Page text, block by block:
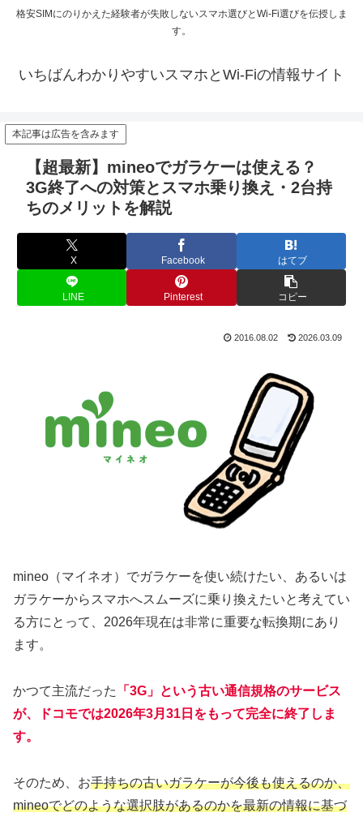
格安SIMにのりかえた経験者が失敗しないスマホ選びとWi-Fi選びを伝授しま
す。
いちばんわかりやすいスマホとWi-Fiの情報サイト
本記事は広告を含みます
【超最新】mineoでガラケーは使える？
3G終了への対策とスマホ乗り換え・2台持
ちのメリットを解説
X Facebook はてブ
LINE Pinterest コピー
2016.08.02 2026.03.09
mineo（マイネオ）でガラケーを使い続けたい、あるいは
ガラケーからスマホへスムーズに乗り換えたいと考えてい
る方にとって、2026年現在は非常に重要な転換期にあり
ます。
かつて主流だった
「3G」という古い通信規格のサービス
が、ドコモでは2026年3月31日をもって完全に終了しま
す。
そのため、お手持ちの古いガラケーが今後も使えるのか、
mineoでどのような選択肢があるのかを最新の情報に基づ